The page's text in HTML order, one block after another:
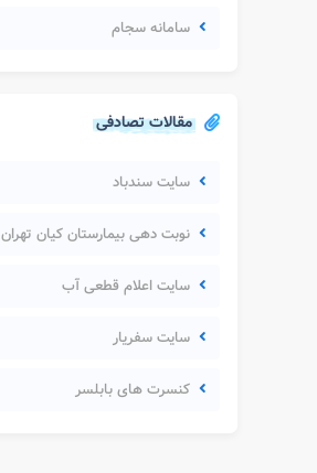
سامانه سجام
مقالات تصادفی
سایت سندباد
نوبت دهی بیمارستان کیان تهران
سایت اعلام قطعی آب
سایت سفریار
کنسرت های بابلسر